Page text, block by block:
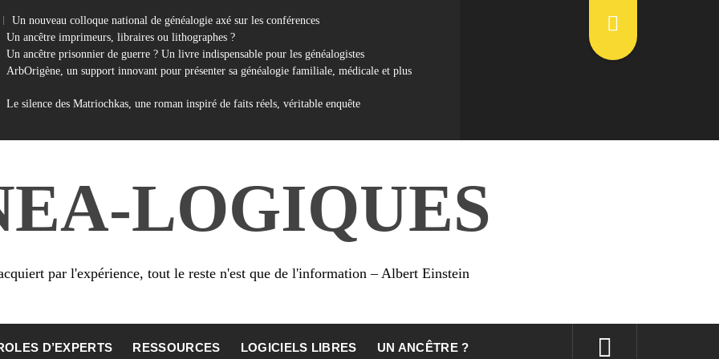
Un nouveau colloque national de généalogie axé sur les conférences
Un ancêtre imprimeurs, libraires ou lithographes ?
Un ancêtre prisonnier de guerre ? Un livre indispensable pour les généalogistes
ArbOrigène, un support innovant pour présenter sa généalogie familiale, médicale et plus
Le silence des Matriochkas, une roman inspiré de faits réels, véritable enquête
LOGIQUES
par l'expérience, tout le reste n'est que de l'information – Albert Einstein
D’EXPERTS RESSOURCES LOGICIELS LIBRES UN ANCÊTRE ?